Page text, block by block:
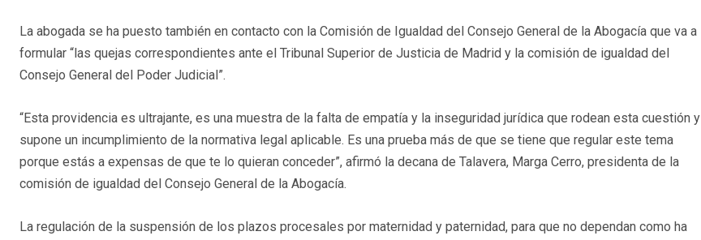
La abogada se ha puesto también en contacto con la Comisión de Igualdad del Consejo General de la Abogacía que va a
formular “las quejas correspondientes ante el Tribunal Superior de Justicia de Madrid y la comisión de igualdad del
Consejo General del Poder Judicial”.
“Esta providencia es ultrajante, es una muestra de la falta de empatía y la inseguridad jurídica que rodean esta cuestión y
supone un incumplimiento de la normativa legal aplicable. Es una prueba más de que se tiene que regular este tema
porque estás a expensas de que te lo quieran conceder”, afirmó la decana de Talavera, Marga Cerro, presidenta de la
comisión de igualdad del Consejo General de la Abogacía.
La regulación de la suspensión de los plazos procesales por maternidad y paternidad, para que no dependan como ha